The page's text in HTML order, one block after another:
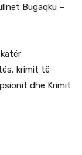
Bugaqku –
krimit të
dhe Krimit